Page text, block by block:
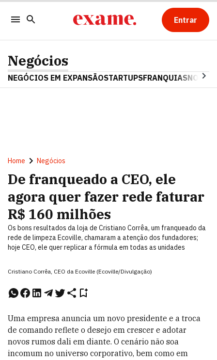
Entrar
Negócios
NEGÓCIOS EM EXPANSÃOSTARTUPSFRANQUIAS
Home Negócios
De franqueado a CEO, ele
agora quer fazer rede faturar
R$ 160 milhões
Os bons resultados da loja de Cristiano Corrêa, um franqueado da
rede de limpeza Ecoville, chamaram a atenção dos fundadores;
hoje CEO, ele quer replicar a fórmula em todas as unidades
Cristiano Corrêa, CEO da Ecoville (Ecoville/Divulgação)
Uma empresa anuncia um novo presidente e a troca
de comando reflete o desejo em crescer e adotar
novos rumos dali em diante. O cenário não soa
incomum no universo corporativo, bem como em